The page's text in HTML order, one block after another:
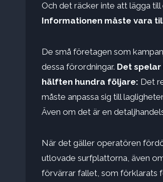
Och det räcker inte att lägga
Informationen måste vara
De små företagen som
dessa förordningar. Det
hälften hundra följare: Det
måste anpassa sig till
Även om det är en
När det gäller operatören
utlovade surfplattorna, även
förvärrar fallet, som förklarats